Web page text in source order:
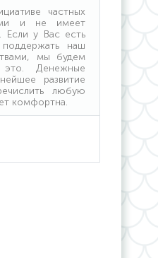
частных
и не имеет
Если у Вас есть
наш
мы будем
это. Денежные
развитие
любую
комфортна.